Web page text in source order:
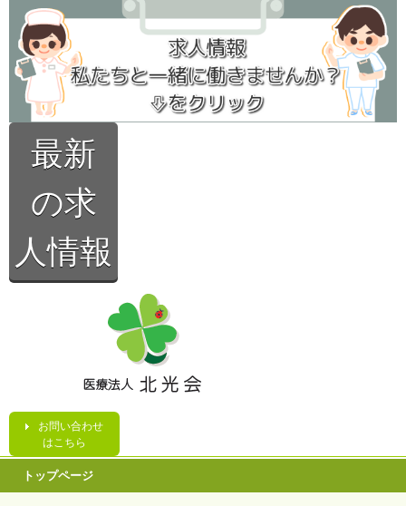
最新
の求
人情報
お問い合わせ
はこちら
トップページ